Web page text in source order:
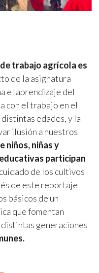
trabajo agrícola es
de la asignatura
el aprendizaje del
con el trabajo en el
edades, y la
ilusión a nuestros
niños, niñas y
participan
de los cultivos
de este reportaje
básicos de un
que fomentan
generaciones